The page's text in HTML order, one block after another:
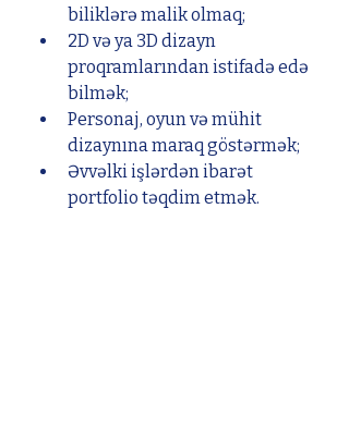
biliklərə malik olmaq;
2D və ya 3D dizayn
proqramlarından istifadə edə
bilmək;
Personaj, oyun və mühit
dizaynına maraq göstərmək;
Əvvəlki işlərdən ibarət
portfolio təqdim etmək.